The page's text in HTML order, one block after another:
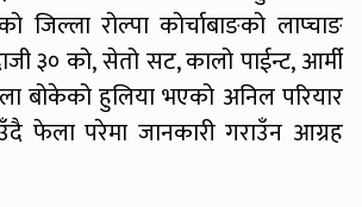
जिल्ला रोल्पा कोर्चाबाङको लाप्चाङ
३० को, सेतो सट, कालो पाईन्ट, आर्मी
बोकेको हुलिया भएको अनिल परियार
फेला परेमा जानकारी गराउँन आग्रह